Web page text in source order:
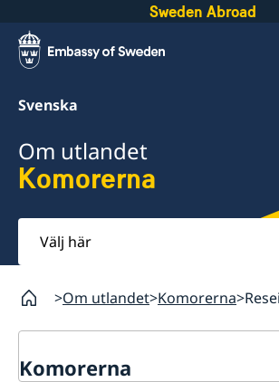
Sweden Abroad
Svenska
Om utlandet
Komorerna
Välj
här
Om utlandet Komorerna
Komorerna